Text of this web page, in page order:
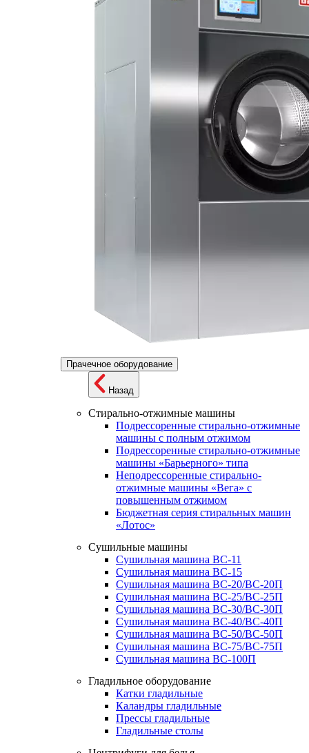
Прачечное оборудование
Назад
Стирально-отжимные машины
Подрессоренные стирально-отжимные
машины с полным отжимом
Подрессоренные стирально-отжимные
машины «Барьерного» типа
Неподрессоренные стирально-
отжимные машины «Вега» с
повышенным отжимом
Бюджетная серия стиральных машин
«Лотос»
Сушильные машины
Сушильная машина ВС-11
Сушильная машина ВС-15
Сушильная машина ВС-20/ВС-20П
Сушильная машина ВС-25/ВС-25П
Сушильная машина ВС-30/ВС-30П
Сушильная машина ВС-40/ВС-40П
Сушильная машина ВС-50/ВС-50П
Сушильная машина ВС-75/ВС-75П
Сушильная машина ВС-100П
Гладильное оборудование
Катки гладильные
Каландры гладильные
Прессы гладильные
Гладильные столы